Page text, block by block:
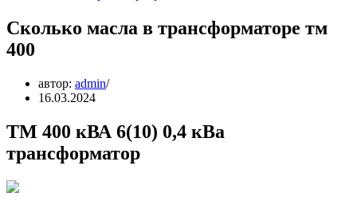
Сколько масла в трансформаторе тм
400
автор: admin
16.03.2024
ТМ 400 кВА 6(10) 0,4 кВа
трансформатор